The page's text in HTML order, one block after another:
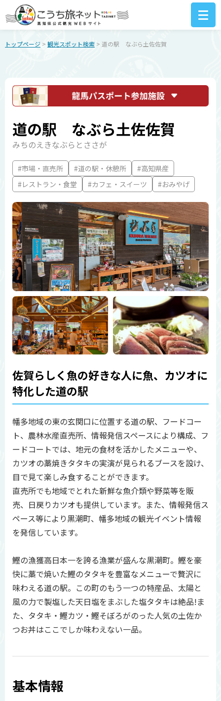
トップページ > 観光スポット検索 > 道の駅 なぶら土佐佐賀
道の駅 なぶら土佐佐賀
みちのえきなぶらとささが
#市場・直売所 #道の駅・休憩所
#高知県産
#レストラン・食堂
#カフェ・スイーツ #おみやげ
佐賀らしく魚の好きな人に魚、カツオに
特化した道の駅
幡多地域の東の玄関口に位置する道の駅、フードコー
ト、農林水産直売所、情報発信スペースにより構成、フ
ードコートでは、地元の食材を活かしたメニューや、
カツオの藁焼きタタキの実演が見られるブースを設け、
目で見て楽しみ食することができます。
直売所でも地域でとれた新鮮な魚介類や野菜等を販
売、日戻りカツオも提供しています。また、情報発信ス
ペース等により黒潮町、幡多地域の観光イベント情報
を発信しています。
鰹の漁獲高日本一を誇る漁業が盛んな黒潮町。鰹を豪
快に藁で焼いた鰹のタタキを豊富なメニューで贅沢に
味わえる道の駅。この町のもう一つの特産品、太陽と
風の力で製塩した天日塩をまぶした塩タタキは絶品!ま
た、タタキ・鰹カツ・鰹そぼろがのった人気の土佐か
つお丼はここでしか味わえない一品。
基本情報